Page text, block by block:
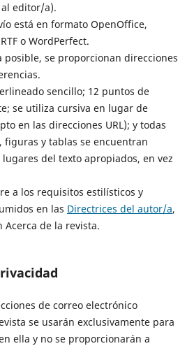
editor/a).
está en formato OpenOffice,
o WordPerfect.
posible, se proporcionan direcciones
sencillo; 12 puntos de
se utiliza cursiva en lugar de
en las direcciones URL); y todas
figuras y tablas se encuentran
lugares del texto apropiados, en vez
a los requisitos estilísticos y
en las Directrices del autor/a,
Acerca de la revista.
de correo electrónico
se usarán exclusivamente para
ella y no se proporcionarán a